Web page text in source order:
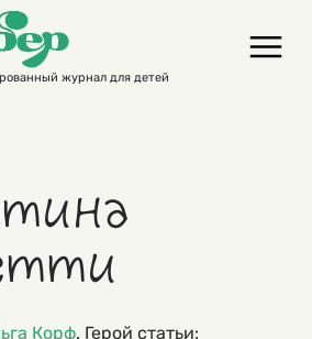
журнал для детей
Корф. Герой статьи: